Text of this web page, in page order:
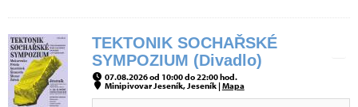
TEKTONIK SOCHAŘSKÉ
SYMPOZIUM (Divadlo)
07.08.2026 od 10:00 do 22:00 hod.
Minipivovar Jeseník, Jeseník |Mapa